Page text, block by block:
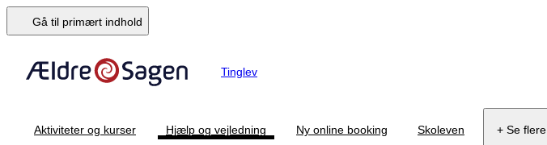
Gå til primært indhold
Tinglev
Aktiviteter og kurser Hjælp og vejledning Ny online booking Skoleven + Se flere